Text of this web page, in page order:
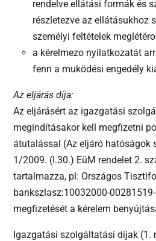
rendelve ellátási formák és
részletezve az ellátásukhoz
személyi feltételek
a kérelmezo nyilatkozatát
fenn a muködési engedély
Az eljárás díja:
Az eljárásért az igazgatási
megindításakor kell megfizetni
átutalással (Az eljáró hatóságok
1/2009. (I.30.) EüM rendelet 2.
tartalmazza, pl: Országos
bankszlasz:10032000-
megfizetését a kérelem
Igazgatási szolgáltatási díjak (1.